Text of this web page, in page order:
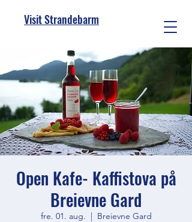
Visit Strandebarm
Open Kafe- Kaffistova på
Breievne Gard
fre. 01. aug.
  |
Breievne Gard